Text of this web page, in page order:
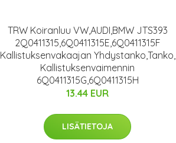
TRW Koiranluu VW,AUDI,BMW JTS393
2Q0411315,6Q0411315E,6Q0411315F
Kallistuksenvakaajan Yhdystanko,Tanko,
Kallistuksenvaimennin
6Q0411315G,6Q0411315H
13.44 EUR
LISÄTIETOJA